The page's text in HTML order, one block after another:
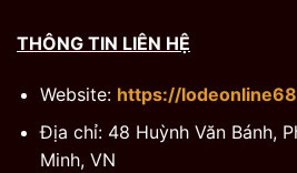
THÔNG TIN LIÊN HỆ
Website: https://
Địa chỉ: 48 Huỳnh Văn Bánh,
Minh, VN